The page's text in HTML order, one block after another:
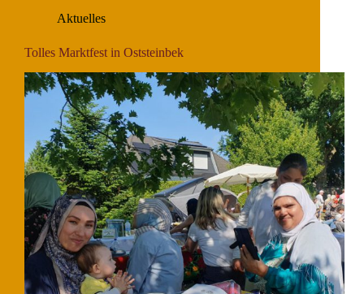
Aktuelles
Tolles Marktfest in Oststeinbek